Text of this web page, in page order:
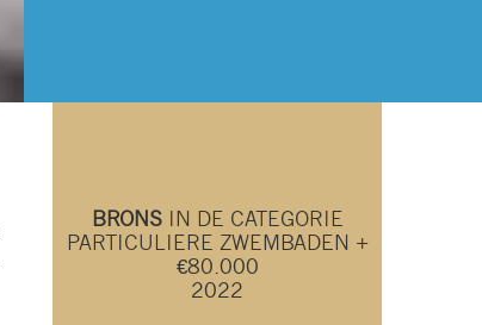
BRONSIN DE CATEGORIE
PARTICULIERE ZWEMBADEN +
€80.000
2022